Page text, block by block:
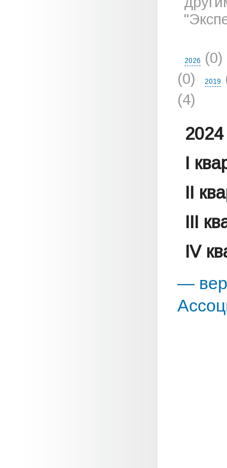
2026
(0)
(0)
2019
(4)
2024
I
II
III
IV
—